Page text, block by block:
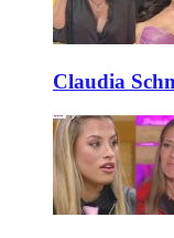
Claudia